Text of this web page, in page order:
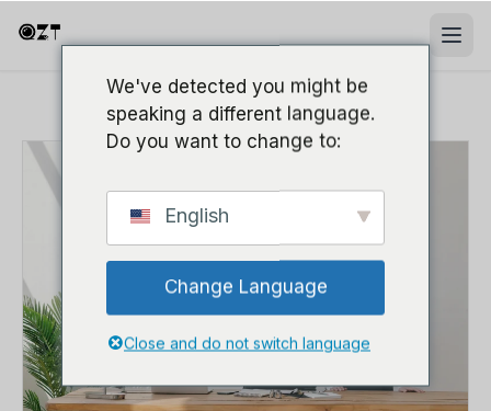
We've detected you might be
speaking a different language.
Do you want to change to:
English
Change Language
Close and do not switch language